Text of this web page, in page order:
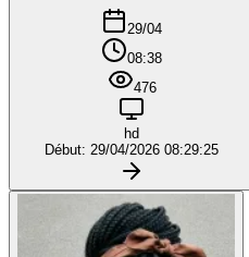
29/04
08:38
476
hd
Début: 29/04/2026 08:29:25